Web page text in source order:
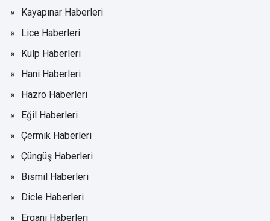
Kayapınar Haberleri
Lice Haberleri
Kulp Haberleri
Hani Haberleri
Hazro Haberleri
Eğil Haberleri
Çermik Haberleri
Çüngüş Haberleri
Bismil Haberleri
Dicle Haberleri
Ergani Haberleri